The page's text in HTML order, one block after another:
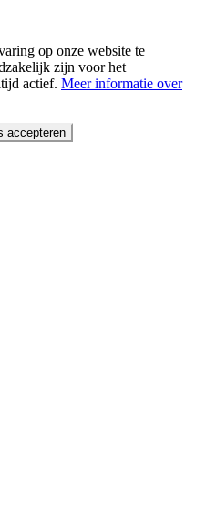
op onze website te
zijn voor het
actief. Meer informatie over
accepteren